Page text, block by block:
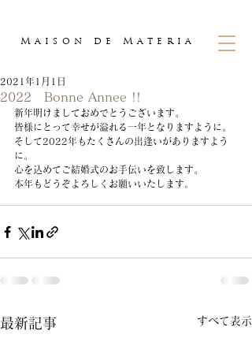
Maison deMateria
2022 Bonne Annee !!
2021年1月1日
新年明けましておめでとうございます。
皆様にとって幸せが溢れる一年となりますように。
そして2022年もたくさんの出逢いがありますよう
に。
心を込めてご結婚式のお手伝いを致します。
本年もどうぞよろしくお願いいたします。
最新記事 すべて表示